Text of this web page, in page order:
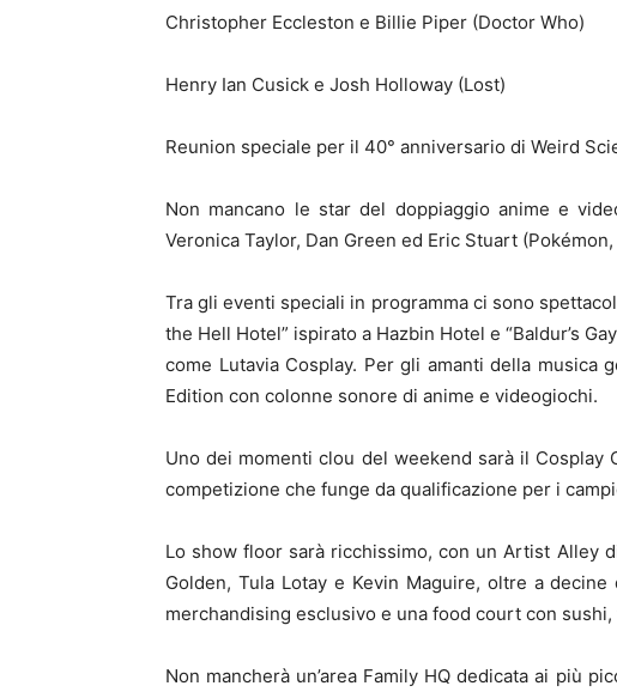
Christopher Eccleston e Billie Piper (Doctor Who)
Henry Ian Cusick e Josh Holloway (Lost)
Reunion speciale per il 40° anniversario di Weird
Non mancano le star del doppiaggio anime e
Veronica Taylor, Dan Green ed Eric Stuart
Tra gli eventi speciali in programma ci sono
the Hell Hotel” ispirato a Hazbin Hotel e “Baldur’s
come Lutavia Cosplay. Per gli amanti della musica
Edition con colonne sonore di anime e videogiochi.
Uno dei momenti clou del weekend sarà il Cosplay
competizione che funge da qualificazione per i
Lo show floor sarà ricchissimo, con un Artist Alley
Golden, Tula Lotay e Kevin Maguire, oltre a
merchandising esclusivo e una food court con
Non mancherà un’area Family HQ dedicata ai più